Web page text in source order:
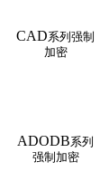
CAD系列强制
加密
ADODB系列
强制加密